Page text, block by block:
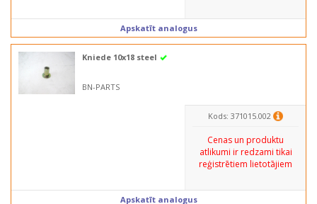
Apskatīt analogus
Kniede 10x18 steel
BN-PARTS
Kods: 371015.002
Cenas un produktu
atlikumi ir redzami tikai
reģistrētiem lietotājiem
Apskatīt analogus